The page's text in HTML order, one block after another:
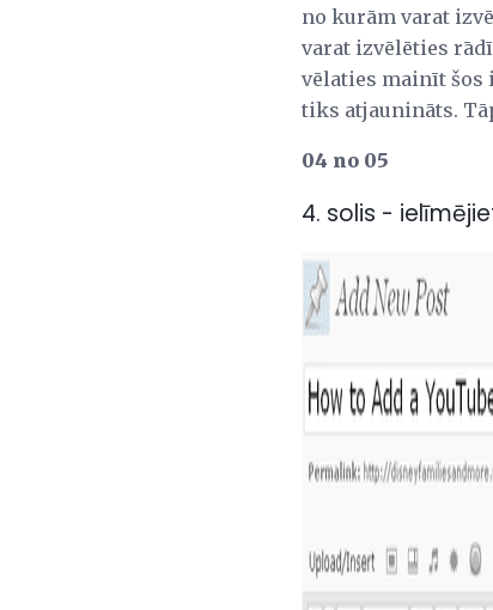
no kurām varat
varat izvēlēties
vēlaties mainīt šos
tiks atjaunināts.
04 no 05
4. solis -